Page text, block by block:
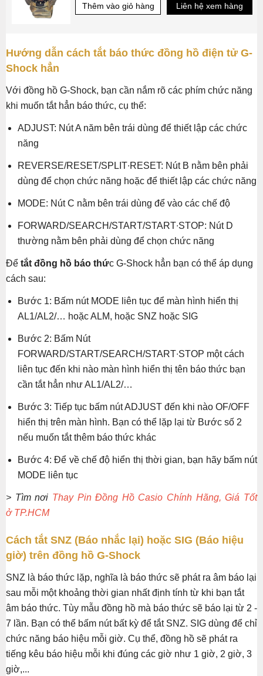
Thêm vào giỏ hàng Liên hệ xem hàng
Hướng dẫn cách tắt báo thức đồng hồ điện tử G-
Shock hẳn
Với đồng hồ G-Shock, bạn cần nắm rõ các phím chức năng
khi muốn tắt hẳn báo thức, cụ thể:
ADJUST: Nút A năm bên trái dùng để thiết lập các chức
năng
REVERSE/RESET/SPLIT∙RESET: Nút B nằm bên phải
dùng để chọn chức năng hoặc để thiết lập các chức năng
MODE: Nút C nằm bên trái dùng để vào các chế độ
FORWARD/SEARCH/START/START∙STOP: Nút D
thường nằm bên phải dùng để chọn chức năng
Để tắt đồng hồ báo thức G-Shock hẳn bạn có thể áp dụng
cách sau:
Bước 1: Bấm nút MODE liên tục để màn hình hiển thị
AL1/AL2/… hoặc ALM, hoặc SNZ hoặc SIG
Bước 2: Bấm Nút
FORWARD/START/SEARCH/START∙STOP một cách
liên tục đến khi nào màn hình hiển thị tên báo thức bạn
cần tắt hẳn như AL1/AL2/…
Bước 3: Tiếp tục bấm nút ADJUST đến khi nào OF/OFF
hiển thị trên màn hình. Bạn có thể lặp lại từ Bước số 2
nếu muốn tắt thêm báo thức khác
Bước 4: Để về chế độ hiển thị thời gian, bạn hãy bấm nút
MODE liên tục
> Tìm nơi Thay Pin Đồng Hồ Casio Chính Hãng, Giá Tốt
ở TP.HCM
Cách tắt SNZ (Báo nhắc lại) hoặc SIG (Báo hiệu
giờ) trên đồng hồ G-Shock
SNZ là báo thức lặp, nghĩa là báo thức sẽ phát ra âm báo lại
sau mỗi một khoảng thời gian nhất định tính từ khi bạn tắt
âm báo thức. Tùy mẫu đồng hồ mà báo thức sẽ báo lại từ 2 -
7 lần. Bạn có thể bấm nút bất kỳ để tắt SNZ. SIG dùng để chỉ
chức năng báo hiệu mỗi giờ. Cụ thể, đồng hồ sẽ phát ra
tiếng kêu báo hiệu mỗi khi đúng các giờ như 1 giờ, 2 giờ, 3
giờ,...